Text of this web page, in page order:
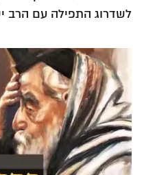
לשדרוג התפילה עם הרב